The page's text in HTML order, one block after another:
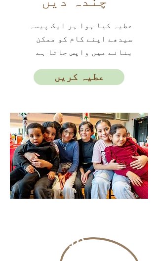
عطیہ کیا ہوا ہر ایک پیسہ
سیدھے اپنے کام کو ممکن
بنانے میں واپس جاتا ہے
عطیہ کریں
. 10